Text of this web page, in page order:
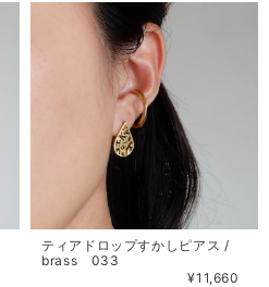
ティアドロップすかしピアス /
brass 033
¥11,660